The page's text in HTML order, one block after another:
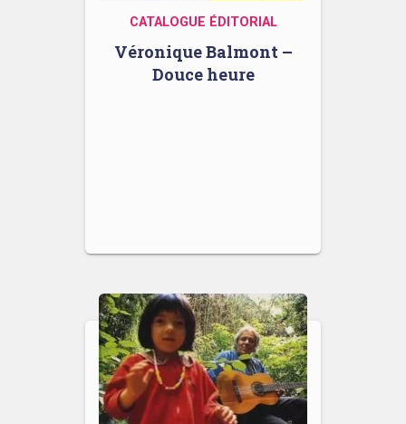
CATALOGUE ÉDITORIAL
Véronique Balmont –
Douce heure